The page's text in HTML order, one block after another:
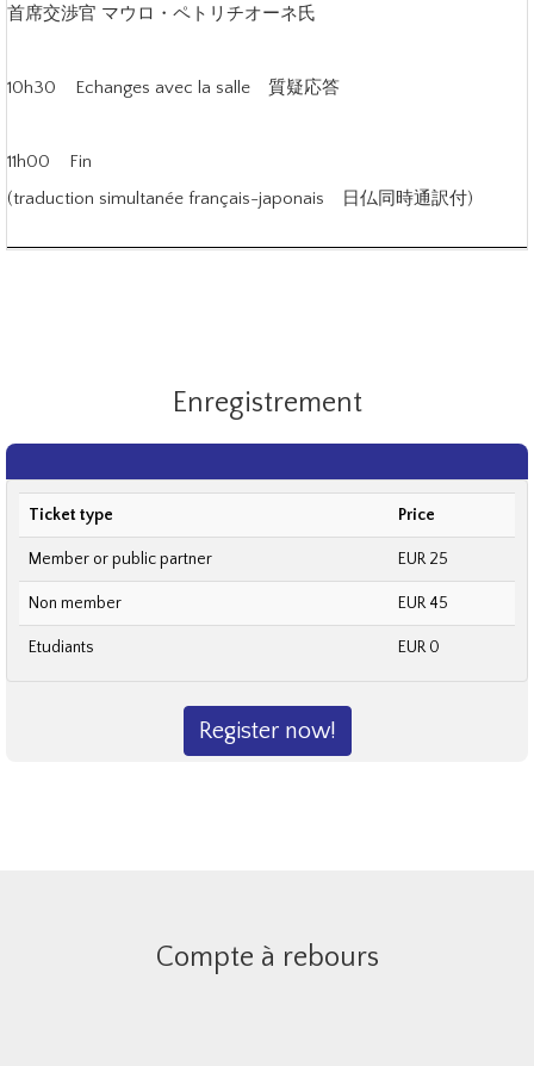
首席交渉官 マウロ・ペトリチオーネ氏
10h30 Echanges avec la salle 質疑応答
11h00 Fin
(traduction simultanée français-japonais 日仏同時通訳付)
Enregistrement
Ticket type Price
Member or public partner EUR 25
Non member EUR 45
Etudiants EUR 0
Register now!
Compte à rebours